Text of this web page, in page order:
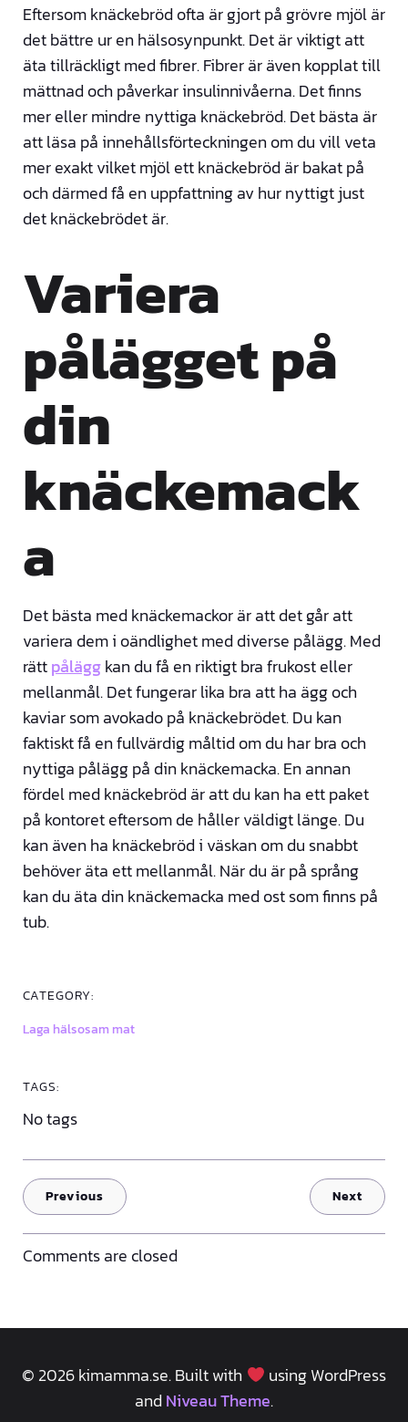
Eftersom knäckebröd ofta är gjort på grövre mjöl är
det bättre ur en hälsosynpunkt. Det är viktigt att
äta tillräckligt med fibrer. Fibrer är även kopplat till
mättnad och påverkar insulinnivåerna. Det finns
mer eller mindre nyttiga knäckebröd. Det bästa är
att läsa på innehållsförteckningen om du vill veta
mer exakt vilket mjöl ett knäckebröd är bakat på
och därmed få en uppfattning av hur nyttigt just
det knäckebrödet är.
Variera
pålägget på
din
knäckemack
a
Det bästa med knäckemackor är att det går att
variera dem i oändlighet med diverse pålägg. Med
rättpåläggkan du få en riktigt bra frukost eller
mellanmål. Det fungerar lika bra att ha ägg och
kaviar som avokado på knäckebrödet. Du kan
faktiskt få en fullvärdig måltid om du har bra och
nyttiga pålägg på din knäckemacka. En annan
fördel med knäckebröd är att du kan ha ett paket
på kontoret eftersom de håller väldigt länge. Du
kan även ha knäckebröd i väskan om du snabbt
behöver äta ett mellanmål. När du är på språng
kan du äta din knäckemacka med ost som finns på
tub.
CATEGORY:
Laga hälsosam mat
TAGS:
No tags
Previous Next
Comments are closed
© 2026 kimamma.se. Built with
using WordPress
and Niveau Theme.